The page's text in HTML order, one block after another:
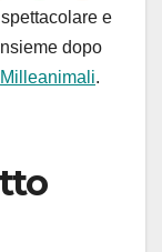
e
dopo
Milleanimali.